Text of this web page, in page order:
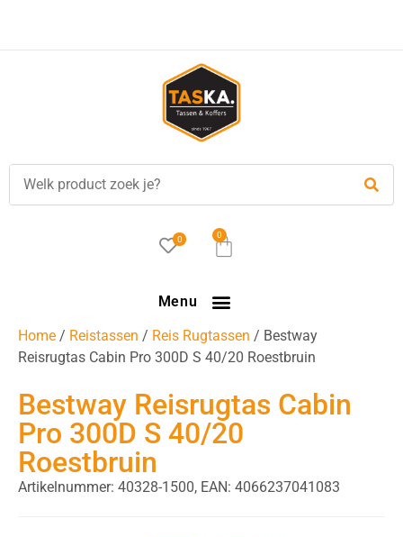
besteld, is vandaag verzonden!
0 0
Menu
Home / Reistassen / Reis Rugtassen / Bestway
Reisrugtas Cabin Pro 300D S 40/20 Roestbruin
Bestway Reisrugtas Cabin
Pro 300D S 40/20
Roestbruin
Artikelnummer: 40328-1500, EAN: 4066237041083